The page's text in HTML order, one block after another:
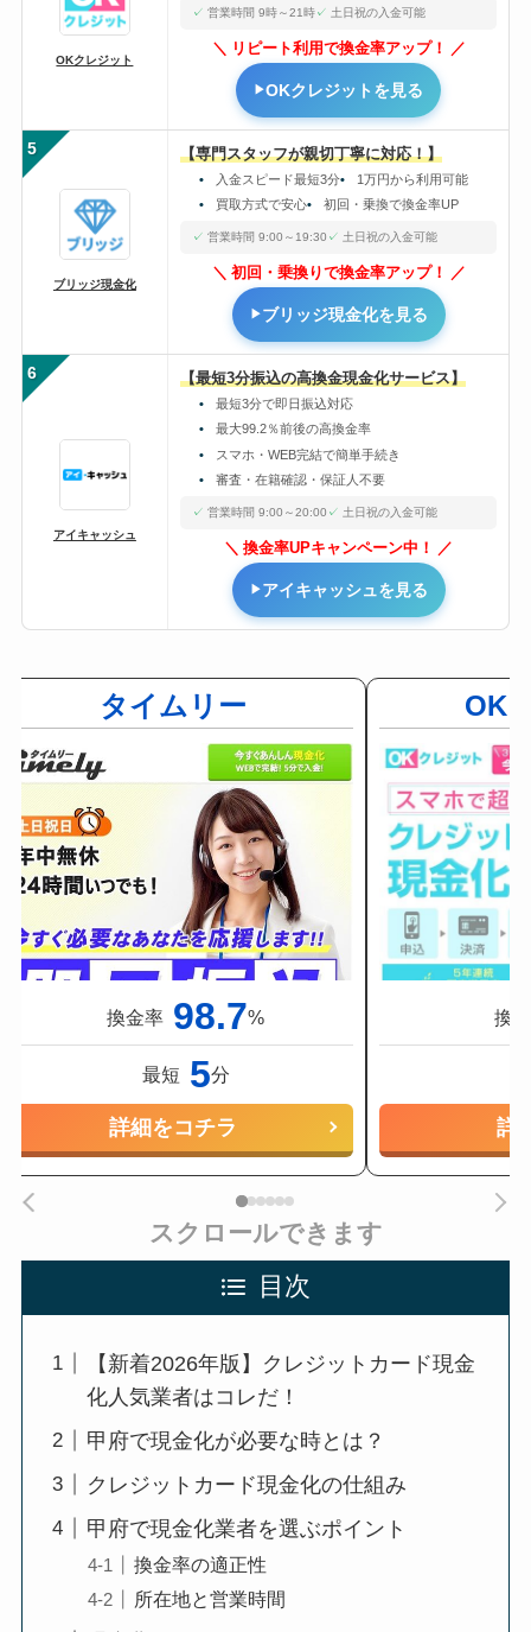
OKクレジット
営業時間 9時～21時 土日祝の入金可能
リピート利用で換金率アップ！
OKクレジットを見る
5
ブリッジ現金化
【専門スタッフが親切丁寧に対応！】
入金スピード最短3分
1万円から利用可能
買取方式で安心
初回・乗換で換金率UP
営業時間 9:00～19:30 土日祝の入金可能
初回・乗換りで換金率アップ！
ブリッジ現金化を見る
6
アイキャッシュ
【最短3分振込の高換金現金化サービス】
最短3分で即日振込対応
最大99.2％前後の高換金率
スマホ・WEB完結で簡単手続き
審査・在籍確認・保証人不要
営業時間 9:00～20:00 土日祝の入金可能
換金率UPキャンペーン中！
アイキャッシュを見る
タイムリー
換金率 98.7%
最短 5分
詳細をコチラ
OK
換
詳
スクロールできます
目次
【新着2026年版】クレジットカード現金
化人気業者はコレだ！
甲府で現金化が必要な時とは？
クレジットカード現金化の仕組み
甲府で現金化業者を選ぶポイント
換金率の適正性
所在地と営業時間